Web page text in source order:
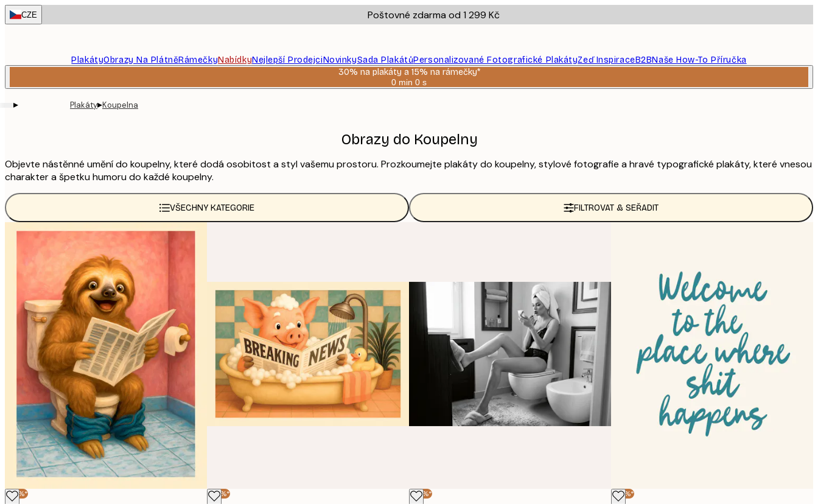
Skip
to
CZE Poštovné zdarma od 1 299 Kč
PlakátyObrazy Na PlátněRámečkyNabídkyNejlepší ProdejciNovinkySada PlakátůPersonalizované Fotografické PlakátyZeď InspiraceB2BNaše How-To Příručka
30% na plakáty a 15% na rámečky*
0 min 0 s
Platné
▸ Plakáty▸Koupelna
Obrazy do Koupelny
Objevte nástěnné umění do koupelny, které dodá osobitost a styl vašemu prostoru. Prozkoumejte plakáty do koupelny, stylové fotografie a hravé typografické plakáty, které vnesou
charakter a špetku humoru do každé koupelny.
VŠECHNY KATEGORIE FILTROVAT & SEŘADIT
-30%* -30%* -30%* -30%*